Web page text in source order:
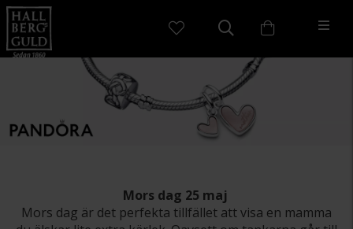
Mors dag 25 maj
Mors dag är det perfekta tillfället att visa en mamma